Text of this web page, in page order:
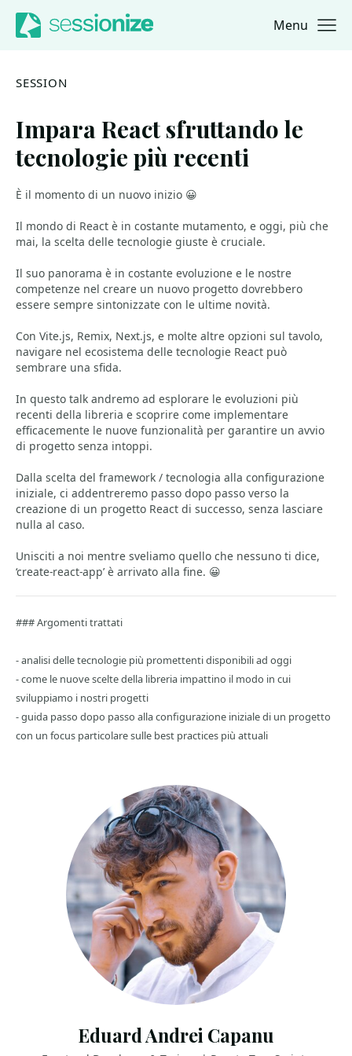
Jump to navigation
Jump to content Menu
SESSION
Impara React sfruttando le
tecnologie più recenti
È il momento di un nuovo inizio 😀
Il mondo di React è in costante mutamento, e oggi, più che
mai, la scelta delle tecnologie giuste è cruciale.
Il suo panorama è in costante evoluzione e le nostre
competenze nel creare un nuovo progetto dovrebbero
essere sempre sintonizzate con le ultime novità.
Con Vite.js, Remix, Next.js, e molte altre opzioni sul tavolo,
navigare nel ecosistema delle tecnologie React può
sembrare una sfida.
In questo talk andremo ad esplorare le evoluzioni più
recenti della libreria e scoprire come implementare
efficacemente le nuove funzionalità per garantire un avvio
di progetto senza intoppi.
Dalla scelta del framework / tecnologia alla configurazione
iniziale, ci addentreremo passo dopo passo verso la
creazione di un progetto React di successo, senza lasciare
nulla al caso.
Unisciti a noi mentre sveliamo quello che nessuno ti dice,
‘create-react-app’ è arrivato alla fine. 😀
### Argomenti trattati
- analisi delle tecnologie più promettenti disponibili ad oggi
- come le nuove scelte della libreria impattino il modo in cui
sviluppiamo i nostri progetti
- guida passo dopo passo alla configurazione iniziale di un progetto
con un focus particolare sulle best practices più attuali
Eduard Andrei Capanu